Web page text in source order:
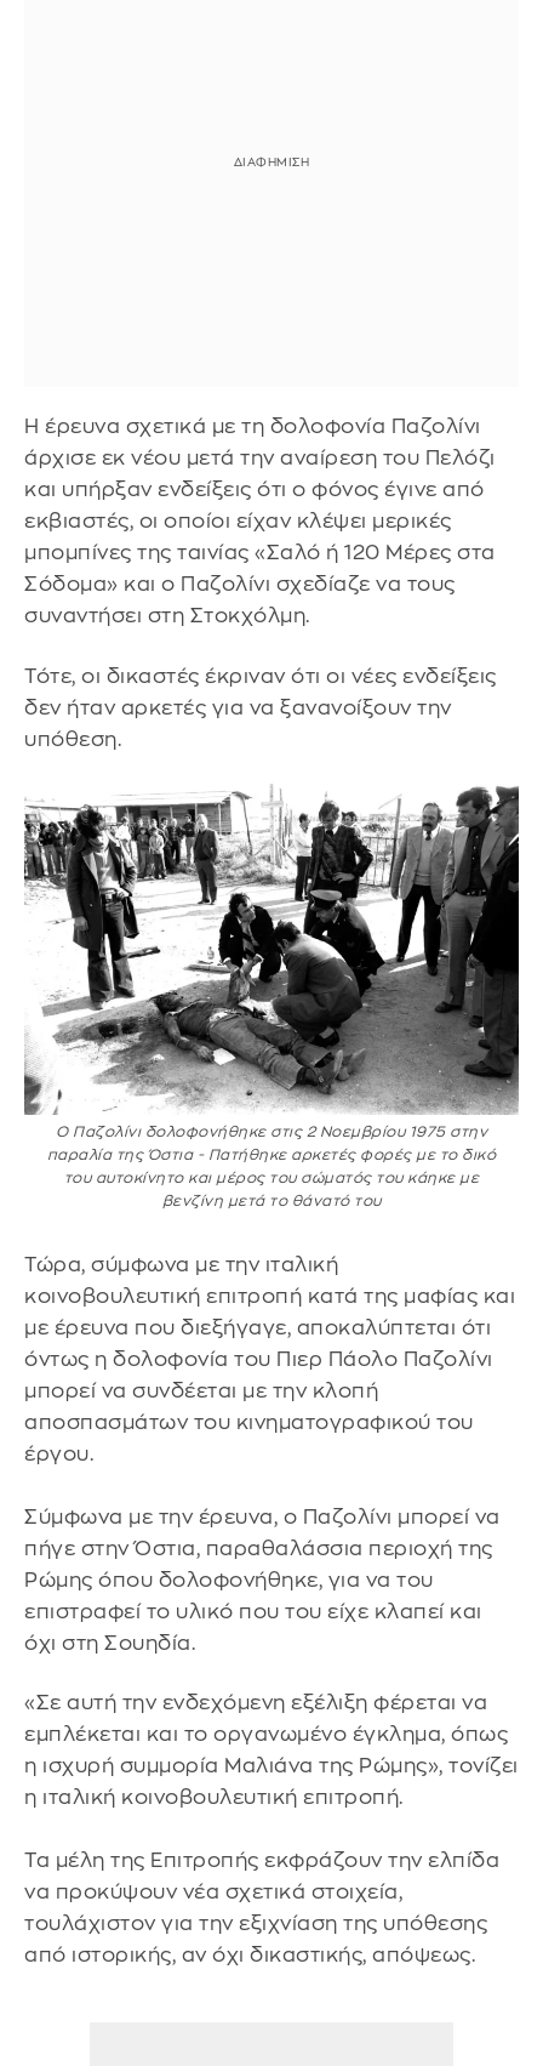
Η έρευνα σχετικά με τη δολοφονία Παζολίνι
άρχισε εκ νέου μετά την αναίρεση του Πελόζι
και υπήρξαν ενδείξεις ότι ο φόνος έγινε από
εκβιαστές, οι οποίοι είχαν κλέψει μερικές
μπομπίνες της ταινίας «Σαλό ή 120 Μέρες στα
Σόδομα» και ο Παζολίνι σχεδίαζε να τους
συναντήσει στη Στοκχόλμη.
Τότε, οι δικαστές έκριναν ότι οι νέες ενδείξεις
δεν ήταν αρκετές για να ξανανοίξουν την
υπόθεση.
Ο Παζολίνι δολοφονήθηκε στις 2 Νοεμβρίου 1975 στην
παραλία της Όστια - Πατήθηκε αρκετές φορές με το δικό
του αυτοκίνητο και μέρος του σώματός του κάηκε με
βενζίνη μετά το θάνατό του
Τώρα, σύμφωνα με την ιταλική
κοινοβουλευτική επιτροπή κατά της μαφίας και
με έρευνα που διεξήγαγε, αποκαλύπτεται ότι
όντως η δολοφονία του Πιερ Πάολο Παζολίνι
μπορεί να συνδέεται με την κλοπή
αποσπασμάτων του κινηματογραφικού του
έργου.
Σύμφωνα με την έρευνα, ο Παζολίνι μπορεί να
πήγε στην Όστια, παραθαλάσσια περιοχή της
Ρώμης όπου δολοφονήθηκε, για να του
επιστραφεί το υλικό που του είχε κλαπεί και
όχι στη Σουηδία.
«Σε αυτή την ενδεχόμενη εξέλιξη φέρεται να
εμπλέκεται και το οργανωμένο έγκλημα, όπως
η ισχυρή συμμορία Μαλιάνα της Ρώμης», τονίζει
η ιταλική κοινοβουλευτική επιτροπή.
Τα μέλη της Επιτροπής εκφράζουν την ελπίδα
να προκύψουν νέα σχετικά στοιχεία,
τουλάχιστον για την εξιχνίαση της υπόθεσης
από ιστορικής, αν όχι δικαστικής, απόψεως.